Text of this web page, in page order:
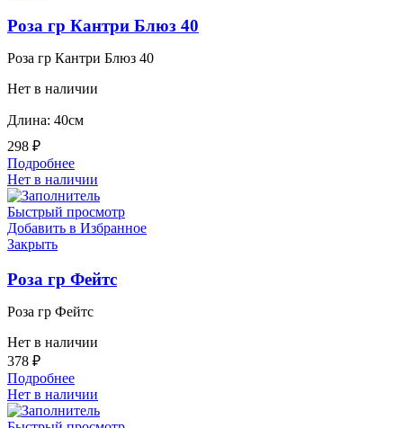
Роза гр Кантри Блюз 40
Роза гр Кантри Блюз 40
Нет в наличии
Длина: 40см
298 ₽
Подробнее
Нет в наличии
Быстрый просмотр
Добавить в Избранное
Закрыть
Роза гр Фейтс
Роза гр Фейтс
Нет в наличии
378 ₽
Подробнее
Нет в наличии